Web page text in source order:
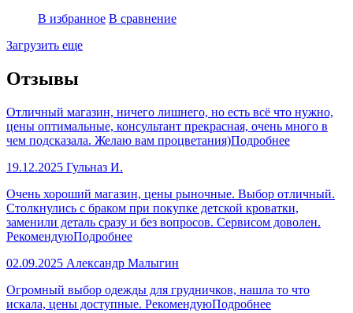
В избранное В сравнение
Загрузить еще
Отзывы
Отличный магазин, ничего лишнего, но есть всё что нужно,
цены оптимальные, консультант прекрасная, очень много в
чем подсказала. Желаю вам процветания)Подробнее
19.12.2025 Гульназ И.
Очень хороший магазин, цены рыночные. Выбор отличный.
Столкнулись с браком при покупке детской кроватки,
заменили деталь сразу и без вопросов. Сервисом доволен.
РекомендуюПодробнее
02.09.2025 Александр Малыгин
Огромный выбор одежды для грудничков, нашла то что
искала, цены доступные. РекомендуюПодробнее